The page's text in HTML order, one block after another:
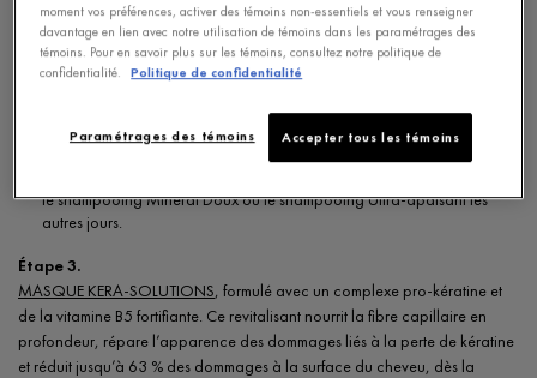
2 semaines – Italie.
Appliquer le shampooing anti-pelliculaire sur les cheveux et le cuir
chevelu mouillés. Masser le cuir chevelu. Laisser agir 2 minutes. Rincer
Suivre ces étapes 2 ou 3 fois par semaine, pendant 4 à 6 semaines,
pour un traitement intensif. Ensuite, pour un traitement d’entretien, suivre
le shampooing Minéral Doux ou le shampooing Ultra-apaisant les
autres jours.
Étape 3.
MASQUE KERA-SOLUTIONS , formulé avec un complexe pro-kératine et
de la vitamine B5 fortifiante. Ce revitalisant nourrit la fibre capillaire en
profondeur, répare l’apparence des dommages liés à la perte de kératine
et réduit jusqu’à 63 % des dommages à la surface du cheveu, dès la
moment vos préférences, activer des témoins non-essentiels et vous renseigner
davantage en lien avec notre utilisation de témoins dans les paramétrages des
témoins. Pour en savoir plus sur les témoins, consultez notre politique de
confidentialité.
Politique de confidentialité
Accepter tous les témoins
Paramétrages des témoins